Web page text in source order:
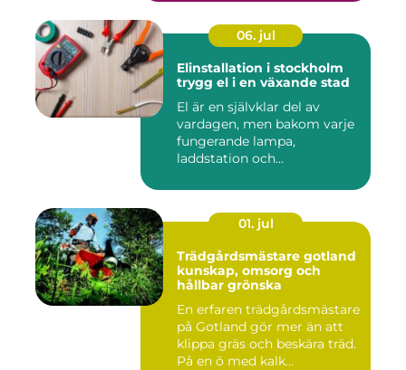
06. jul
Elinstallation i stockholm
trygg el i en växande stad
El är en självklar del av
vardagen, men bakom varje
fungerande lampa,
laddstation och
01. jul
Trädgårdsmästare gotland
kunskap, omsorg och
hållbar grönska
En erfaren trädgårdsmästare
på Gotland gör mer än att
klippa gräs och beskära träd.
På en ö med kalk...